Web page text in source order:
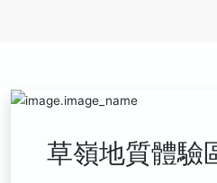
草嶺地質體驗